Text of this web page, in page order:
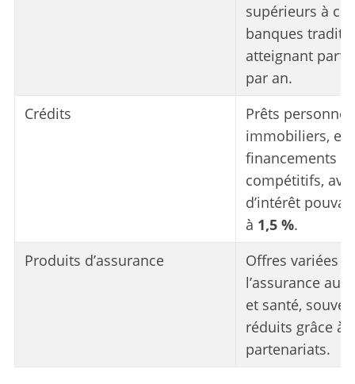
supérieurs à
banques
atteignant
par an.
Crédits
Prêts
immobiliers, et
financements à
compétitifs,
d’intérêt
à 1,5 %.
Produits d’assurance
Offres variées
l’assurance
et santé,
réduits grâce à
partenariats.